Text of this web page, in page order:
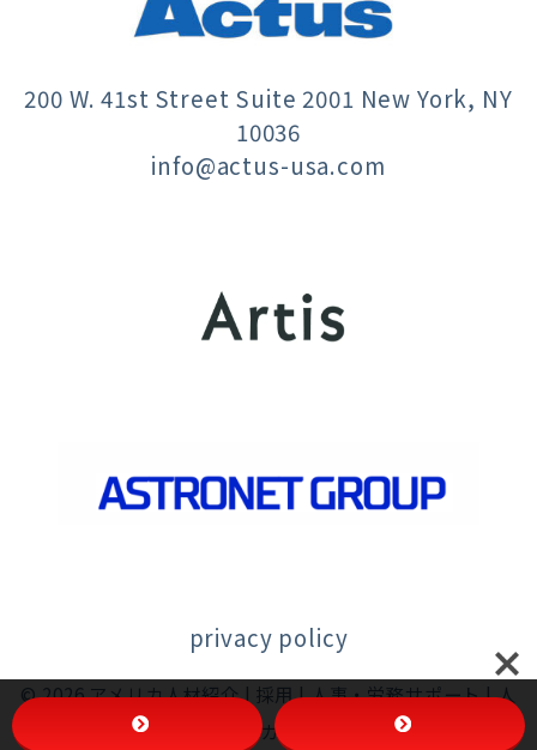
200 W. 41st Street Suite 2001 New York, NY
10036
info@actus-usa.com
privacy policy
© 2026アメリカ人材紹介 | 採用 | 人事・労務サポート | 人
事マネジメント |アメリカ進出 | Actus | アクタス